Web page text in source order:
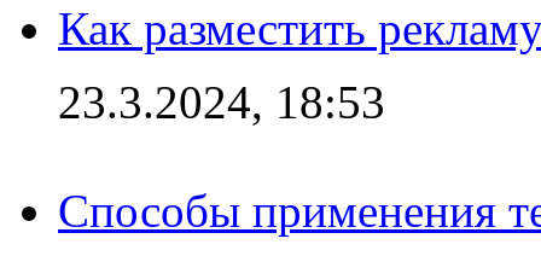
Как разместить
23.3.2024, 18:53
Способы применения